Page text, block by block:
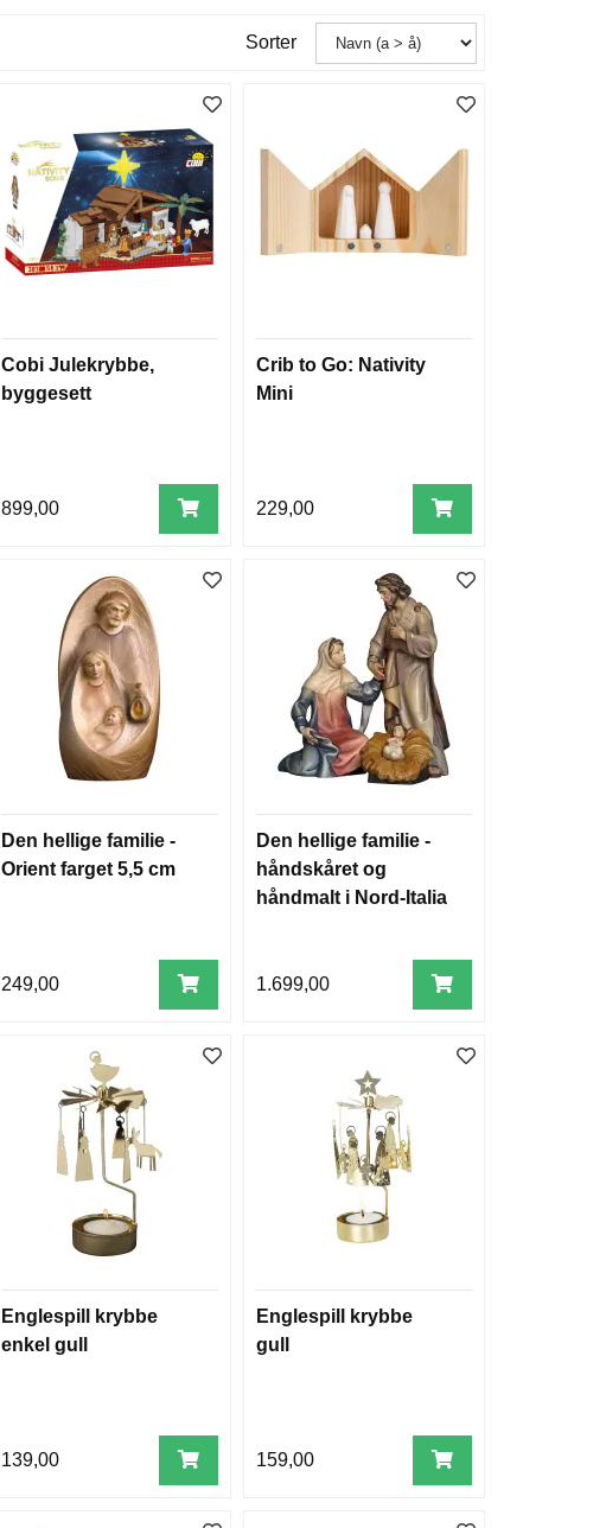
Sorter
Cobi Julekrybbe,
byggesett
899,00
Crib to Go: Nativity
Mini
229,00
Den hellige familie -
Orient farget 5,5 cm
249,00
Den hellige familie -
håndskåret og
håndmalt i Nord-Italia
1.699,00
Englespill krybbe
enkel gull
139,00
Englespill krybbe
gull
159,00